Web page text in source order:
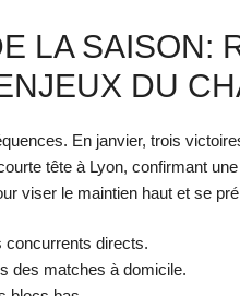
LA SAISON:
DU
En janvier, trois
tête à Lyon, confirmant
viser le maintien haut et se
concurrents directs.
des matches à domicile.